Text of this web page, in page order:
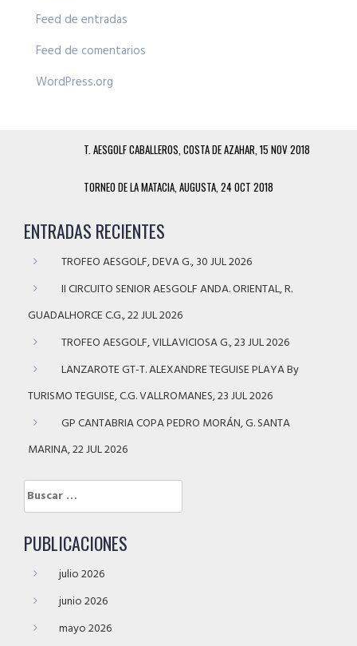
Feed de entradas
Feed de comentarios
WordPress.org
T. AESGOLF CABALLEROS, COSTA DE AZAHAR, 15 NOV 2018
TORNEO DE LA MATACIA, AUGUSTA, 24 OCT 2018
ENTRADAS RECIENTES
TROFEO AESGOLF, DEVA G., 30 JUL 2026
II CIRCUITO SENIOR AESGOLF ANDA. ORIENTAL, R.
GUADALHORCE C.G., 22 JUL 2026
TROFEO AESGOLF, VILLAVICIOSA G., 23 JUL 2026
LANZAROTE GT-T. ALEXANDRE TEGUISE PLAYA By
TURISMO TEGUISE, C.G. VALLROMANES, 23 JUL 2026
GP CANTABRIA COPA PEDRO MORÁN, G. SANTA
MARINA, 22 JUL 2026
Buscar:
PUBLICACIONES
julio 2026
junio 2026
mayo 2026